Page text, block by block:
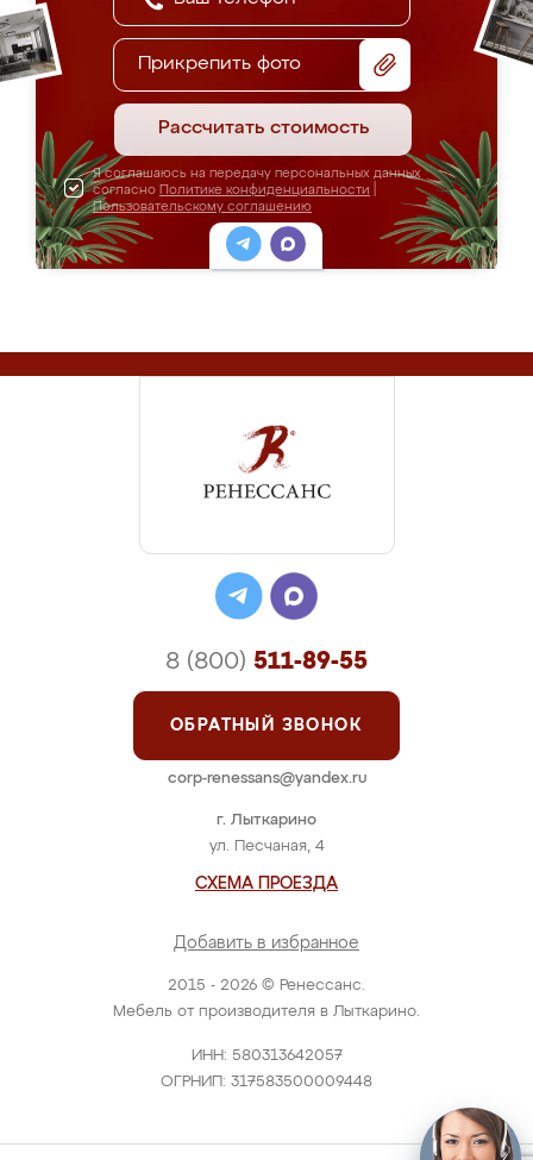
Прикрепить фото
Рассчитать стоимость
Я соглашаюсь на передачу персональных данных
согласно Политике конфиденциальности
Пользовательскому соглашению
2015 - 2026 © Ренессанс.
Мебель от производителя в Лыткарино.
ИНН: 580313642057
ОГРНИП: 317583500009448
г. Лыткарино
ул. Песчаная, 4
СХЕМА ПРОЕЗДА
Добавить в избранное
8 (800) 511-89-55
ОБРАТНЫЙ ЗВОНОК
corp-renessans@yandex.ru